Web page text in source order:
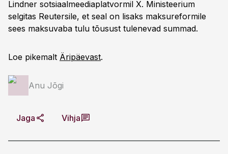
Lindner sotsiaalmeediaplatvormil X. Ministeerium
selgitas Reutersile, et seal on lisaks maksureformile
sees maksuvaba tulu tõusust tulenevad summad.
Loe pikemalt Äripäevast.
Anu Jõgi
Jaga Vihja